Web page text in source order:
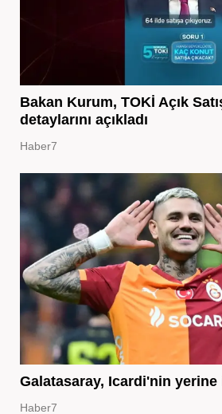
Bakan Kurum, TOKİ Açık
detaylarını açıkladı
Haber7
Galatasaray, Icardi'nin yerine
Haber7